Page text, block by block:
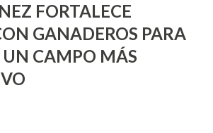
FORTALECE
GANADEROS PARA
CAMPO MÁS